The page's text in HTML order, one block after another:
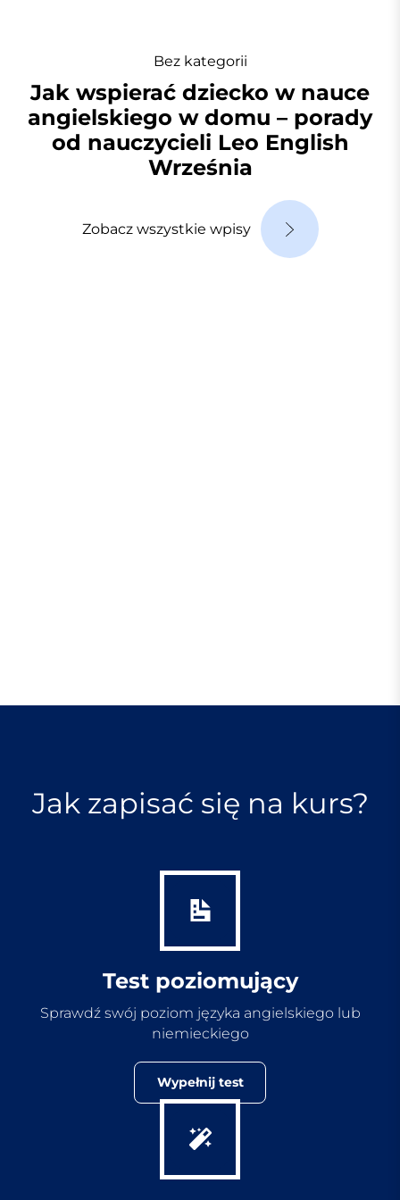
Bez kategorii
Jak wspierać dziecko w nauce
angielskiego w domu – porady
od nauczycieli Leo English
Września
Zobacz wszystkie wpisy
Jak zapisać się na kurs?
Test poziomujący
Sprawdź swój poziom języka angielskiego lub
niemieckiego
Wypełnij test